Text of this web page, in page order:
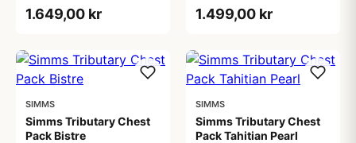
1.649,00 kr 1.499,00 kr
SIMMS
Simms Tributary Chest
Pack Bistre
SIMMS
Simms Tributary Chest
Pack Tahitian Pearl